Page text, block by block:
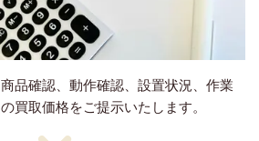
品確認、動作確認、設置状況、作業
買取価格をご提示いたします。